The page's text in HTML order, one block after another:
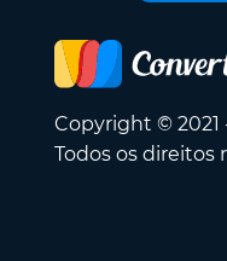
Copyright © 2021
Todos os direitos